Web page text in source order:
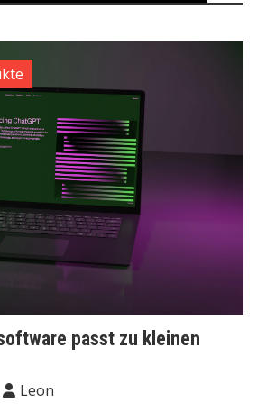
passt zu kleinen
Leon